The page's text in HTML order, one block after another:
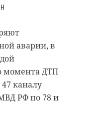
аварии, в
момента ДТП
каналу
РФ по 78 и